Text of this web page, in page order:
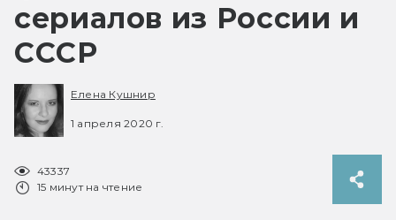
сериалов из России и
СССР
Елена Кушнир
1 апреля 2020 г.
43337
15 минут на чтение